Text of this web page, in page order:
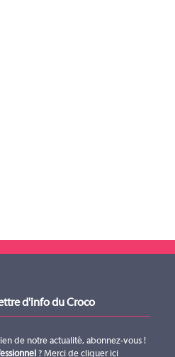
d'info du Croco
de notre actualité, abonnez-vous !
? Merci de cliquer ici